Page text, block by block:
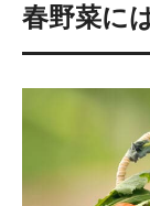
春野菜に